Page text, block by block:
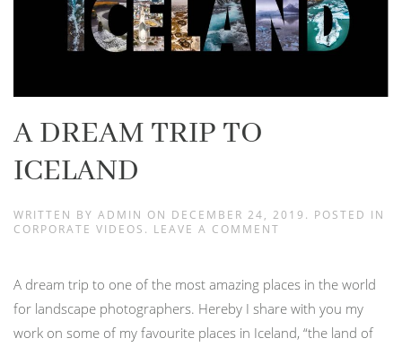
A DREAM TRIP TO
ICELAND
WRITTEN BY ADMIN ON DECEMBER 24, 2019 . POSTED IN
CORPORATE VIDEOS . LEAVE A COMMENT
A dream trip to one of the most amazing places in the world
for landscape photographers. Hereby I share with you my
work on some of my favourite places in Iceland, “the land of